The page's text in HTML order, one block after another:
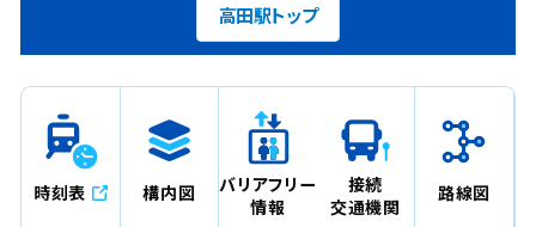
高田駅トップ
時刻表 構内図
バリアフリー
情報
接続
交通機関
路線図